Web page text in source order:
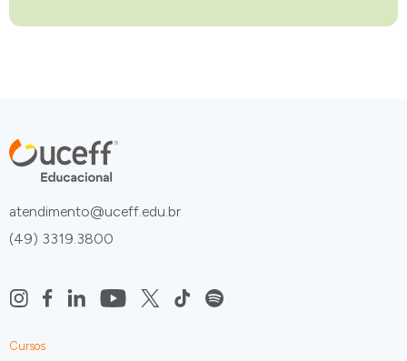
atendimento@uceff.edu.br
(49) 3319.3800
Cursos